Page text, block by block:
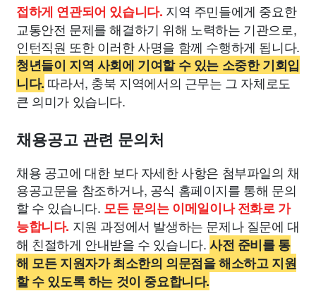
접하게 연관되어 있습니다. 지역 주민들에게 중요한
교통안전 문제를 해결하기 위해 노력하는 기관으로,
인턴직원 또한 이러한 사명을 함께 수행하게 됩니다.
청년들이 지역 사회에 기여할 수 있는 소중한 기회입
니다. 따라서, 충북 지역에서의 근무는 그 자체로도
큰 의미가 있습니다.
채용공고 관련 문의처
채용 공고에 대한 보다 자세한 사항은 첨부파일의 채
용공고문을 참조하거나, 공식 홈페이지를 통해 문의
할 수 있습니다. 모든 문의는 이메일이나 전화로 가
능합니다. 지원 과정에서 발생하는 문제나 질문에 대
해 친절하게 안내받을 수 있습니다.사전 준비를 통
해 모든 지원자가 최소한의 의문점을 해소하고 지원
할 수 있도록 하는 것이 중요합니다.